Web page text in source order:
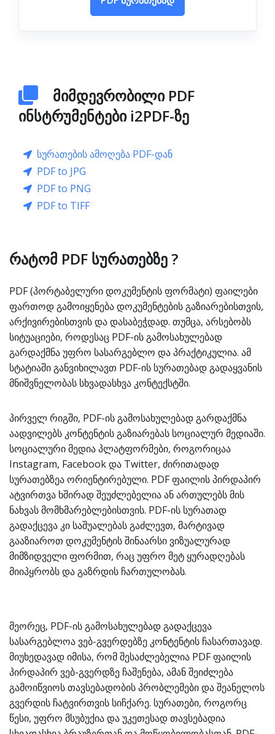
მიმდევრობილი PDF
ინსტრუმენტები i2PDF-ზე
სურათების ამოღება PDF-დან
PDF to JPG
PDF to PNG
PDF to TIFF
რატომ PDF სურათებზე ?
PDF (პორტაბელური დოკუმენტის ფორმატი) ფაილები
ფართოდ გამოიყენება დოკუმენტების გაზიარებისთვის,
არქივირებისთვის და დასაბეჭდად. თუმცა, არსებობს
სიტუაციები, როდესაც PDF-ის გამოსახულებად
გარდაქმნა უფრო სასარგებლო და პრაქტიკულია. ამ
სტატიაში განვიხილავთ PDF-ის სურათებად გადაყვანის
მნიშვნელობას სხვადასხვა კონტექსტში.
პირველ რიგში, PDF-ის გამოსახულებად გარდაქმნა
აადვილებს კონტენტის გაზიარებას სოციალურ მედიაში.
სოციალური მედია პლატფორმები, როგორიცაა
Instagram, Facebook და Twitter, ძირითადად
სურათებზეა ორიენტირებული. PDF ფაილის პირდაპირ
ატვირთვა ხშირად შეუძლებელია ან ართულებს მის
ნახვას მომხმარებლებისთვის. PDF-ის სურათად
გადაქცევა კი საშუალებას გაძლევთ, მარტივად
გააზიაროთ დოკუმენტის შინაარსი ვიზუალურად
მიმზიდველი ფორმით, რაც უფრო მეტ ყურადღებას
მიიპყრობს და გაზრდის ჩართულობას.
მეორეც, PDF-ის გამოსახულებად გადაქცევა
სასარგებლოა ვებ-გვერდებზე კონტენტის ჩასართავად.
მიუხედავად იმისა, რომ შესაძლებელია PDF ფაილის
პირდაპირ ვებ-გვერდზე ჩაშენება, ამან შეიძლება
გამოიწვიოს თავსებადობის პრობლემები და შეანელოს
გვერდის ჩატვირთვის სიჩქარე. სურათები, როგორც
წესი, უფრო მსუბუქია და უკეთესად თავსებადია